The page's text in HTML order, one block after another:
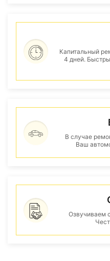
Капитальный
4 дней.
В случае
Ваш
Озвучиваем